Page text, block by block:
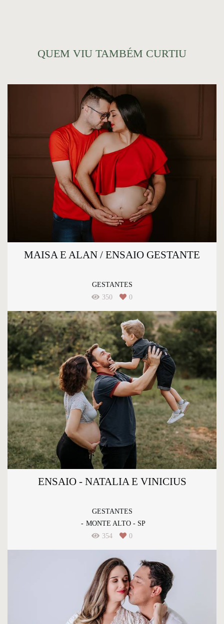
QUEM VIU TAMBÉM CURTIU
MAISA E ALAN / ENSAIO GESTANTE
GESTANTES
350
0
ENSAIO - NATALIA E VINICIUS
GESTANTES
MONTE ALTO - SP
354
0